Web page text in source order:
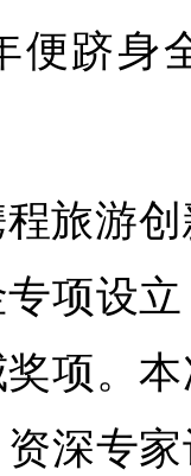
便跻身
旅游
项设
项。
深专